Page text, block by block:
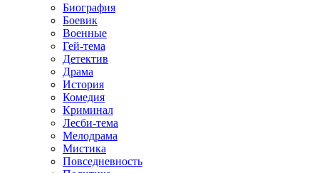
Биография
Боевик
Военные
Гей-тема
Детектив
Драма
История
Комедия
Криминал
Лесби-тема
Мелодрама
Мистика
Повседневность